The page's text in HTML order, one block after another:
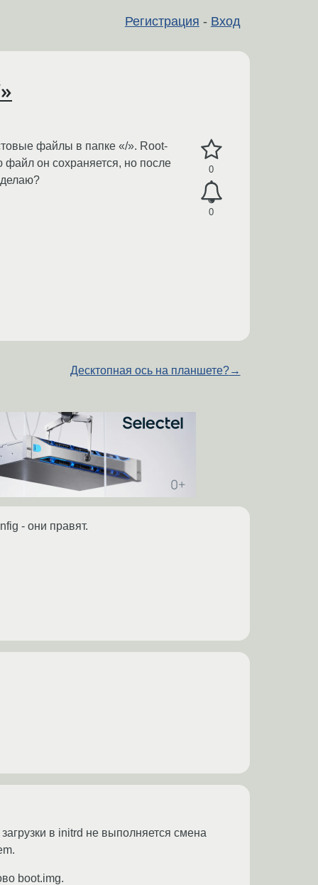
Регистрация - Вход
0
0
файлы в папке «/». Root-
файл он сохраняется, но после
Десктопная ось на планшете?→
- они правят.
в initrd не выполняется смена
boot.img.